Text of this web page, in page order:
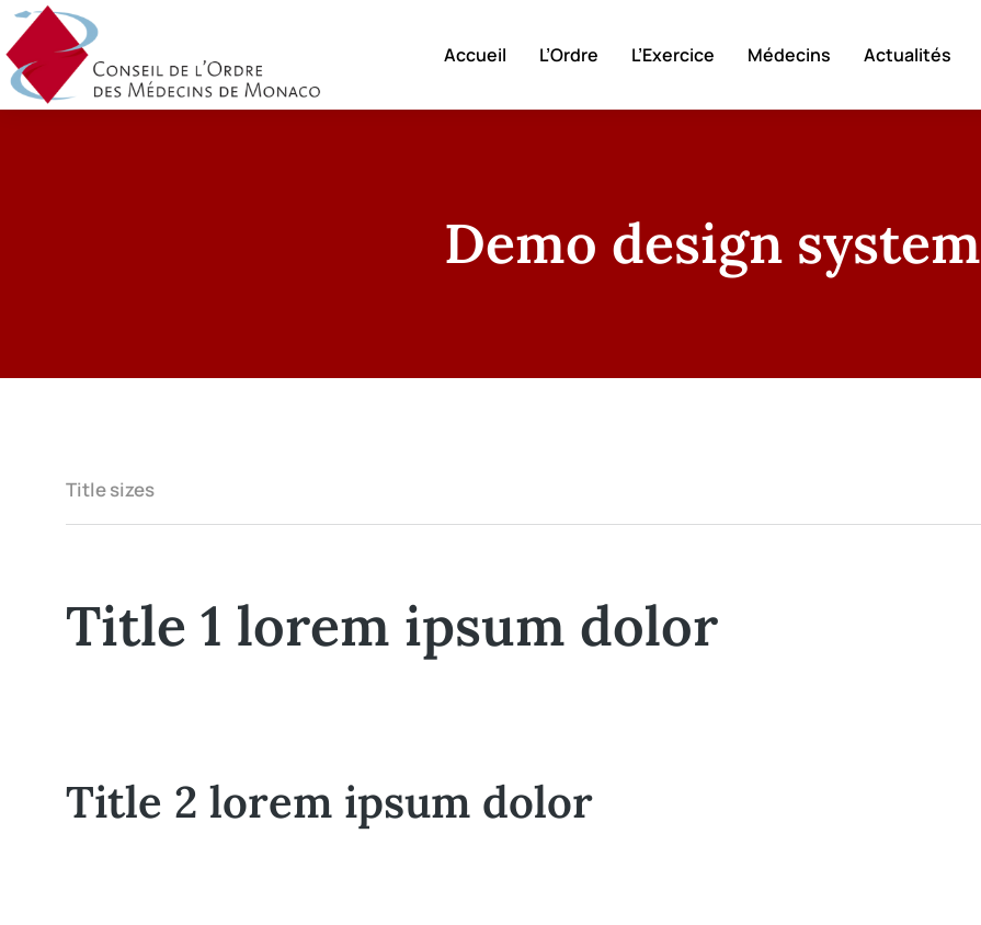
Accueil L’Ordre L’Exercice Médecins Actualités
Demo design system
Title sizes
Title 1 lorem ipsum dolor
Title 2 lorem ipsum dolor